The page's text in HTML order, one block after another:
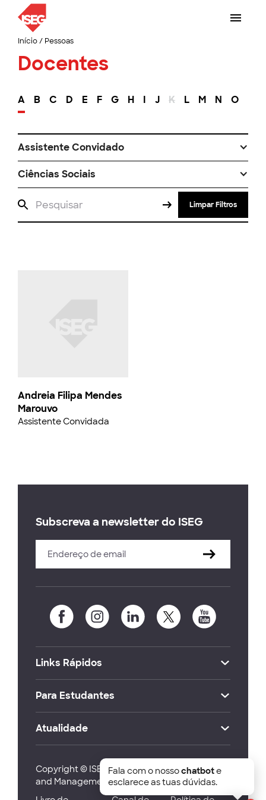
Início/ Pessoas
Docentes
A B C D E F G H I J K L M N O
Assistente Convidado
Ciências Sociais
Limpar Filtros
Andreia Filipa Mendes
Marouvo
Assistente Convidada
Subscreva a newsletter do ISEG
Links Rápidos
Para Estudantes
Atualidade
Copyright © ISEG Lisbon School of Economics
and Management 2026
Fala com o nossochatbote
esclarece as tuas dúvidas.